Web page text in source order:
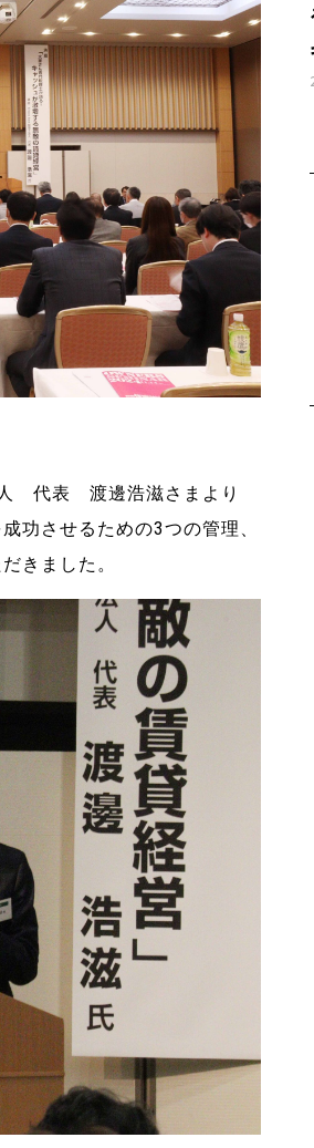
人 代表 渡邊浩滋さまより
功させるための3つの管理、
きました。